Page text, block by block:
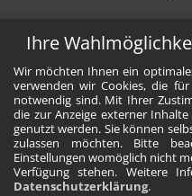
Ihre
Wir möchten Ihnen ein
verwenden wir Cookies, die
notwendig sind. Mit Ihrer
die zur Anzeige externer
genutzt werden. Sie können
zulassen möchten. Bitte
Einstellungen womöglich nicht
Verfügung stehen. Weitere
Datenschutzerklärung.